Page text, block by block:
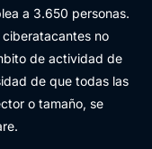
a 3.650 personas.
no
de actividad de
de que todas las
o tamaño, se